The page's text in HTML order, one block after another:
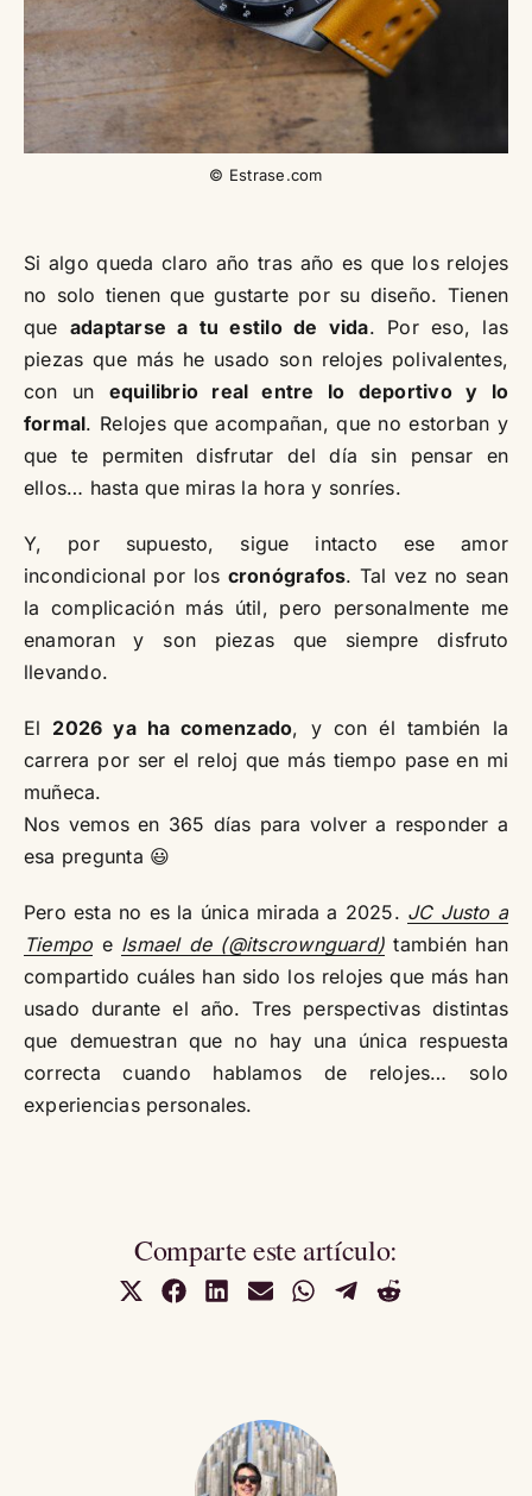
© Estrase.com
Si algo queda claro año tras año es que los relojes
no solo tienen que gustarte por su diseño. Tienen
que adaptarse a tu estilo de vida. Por eso, las
piezas que más he usado son relojes polivalentes,
con un equilibrio real entre lo deportivo y lo
formal. Relojes que acompañan, que no estorban y
que te permiten disfrutar del día sin pensar en
ellos… hasta que miras la hora y sonríes.
Y, por supuesto, sigue intacto ese amor
incondicional por los cronógrafos. Tal vez no sean
la complicación más útil, pero personalmente me
enamoran y son piezas que siempre disfruto
llevando.
El 2026 ya ha comenzado, y con él también la
carrera por ser el reloj que más tiempo pase en mi
muñeca.
Nos vemos en 365 días para volver a responder a
esa pregunta 😃
Pero esta no es la única mirada a 2025. JC Justo a
Tiempo e Ismael de (@itscrownguard) también han
compartido cuáles han sido los relojes que más han
usado durante el año. Tres perspectivas distintas
que demuestran que no hay una única respuesta
correcta cuando hablamos de relojes… solo
experiencias personales.
Comparte este artículo:
CompartirCompartirCompartirCompartirCompartirCompartir
Compartir